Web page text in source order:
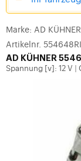
Marke: AD KÜHNER
Artikelnr. 554648RI
AD KÜHNER
Spannung [v]: 12 V